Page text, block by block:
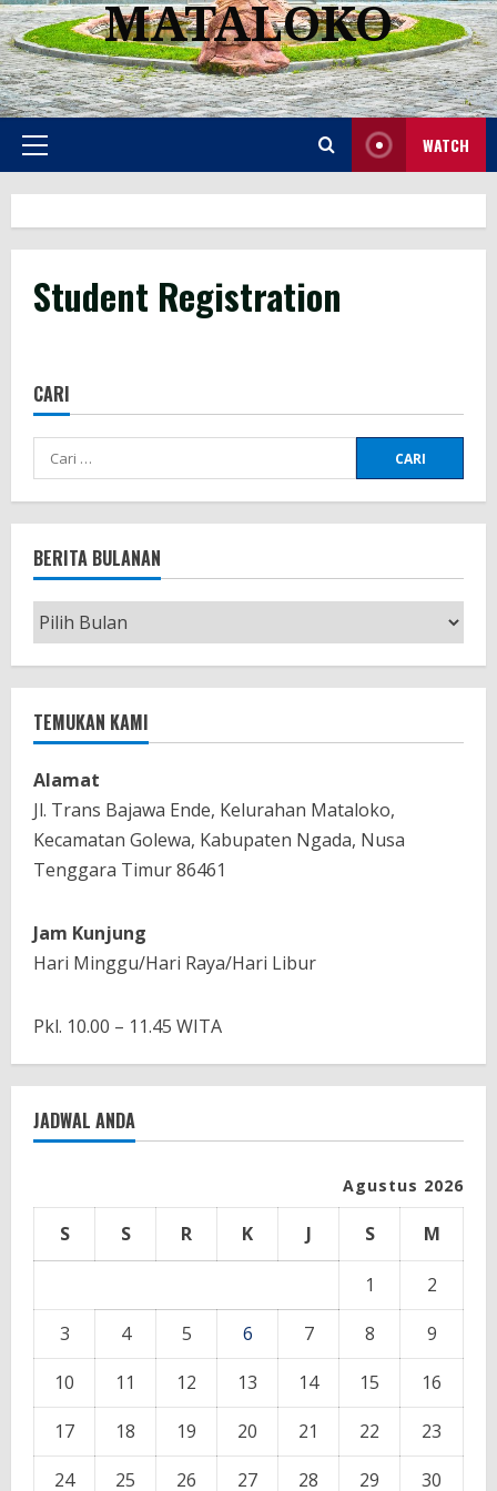
MATALOKO
Primary
WATCH
Student Registration
CARI
Cari
untuk:
BERITA BULANAN
Berita
Bulanan
TEMUKAN KAMI
Alamat
Jl. Trans Bajawa Ende, Kelurahan Mataloko,
Kecamatan Golewa, Kabupaten Ngada, Nusa
Tenggara Timur 86461
Jam Kunjung
Hari Minggu/Hari Raya/Hari Libur
Pkl. 10.00 – 11.45 WITA
JADWAL ANDA
Agustus 2026
S S R K J S M
1
2
3
4 5 6 7 8
9
10
11 12 13 14 15
16
17
18 19 20 21 22
23
24
25 26 27 28 29 30